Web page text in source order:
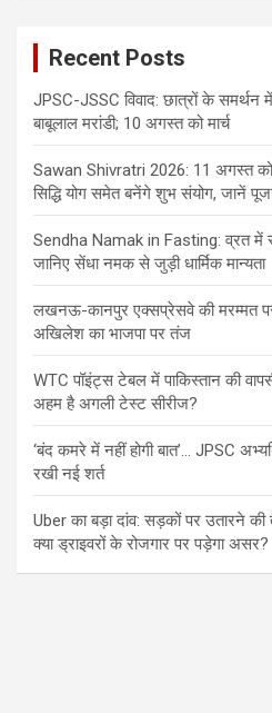
Recent Posts
JPSC-JSSC विवाद: छात्रों के
बाबूलाल मरांडी; 10 अगस्त को मार्च
Sawan Shivratri 2026: 11 अगस्त को
सिद्धि योग समेत बनेंगे शुभ संयोग, जानें
Sendha Namak in Fasting: व्रत में
जानिए सेंधा नमक से जुड़ी धार्मिक मान्यता
लखनऊ-कानपुर एक्सप्रेसवे की मरम्मत
अखिलेश का भाजपा पर तंज
WTC पॉइंट्स टेबल में पाकिस्तान की
अहम है अगली टेस्ट सीरीज?
‘बंद कमरे में नहीं होगी बात’… JPSC
रखी नई शर्त
Uber का बड़ा दांव: सड़कों पर उतारने
क्या ड्राइवरों के रोजगार पर पड़ेगा असर?